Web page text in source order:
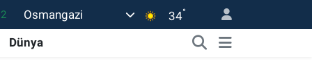
Osmangazi 34°
Dünya